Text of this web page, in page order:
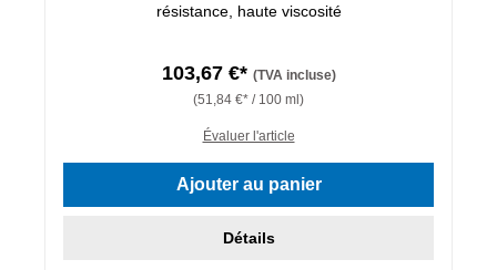
résistance, haute viscosité
103,67 €* (TVA incluse)
(51,84 €* / 100 ml)
Évaluer l'article
Ajouter au panier
Détails